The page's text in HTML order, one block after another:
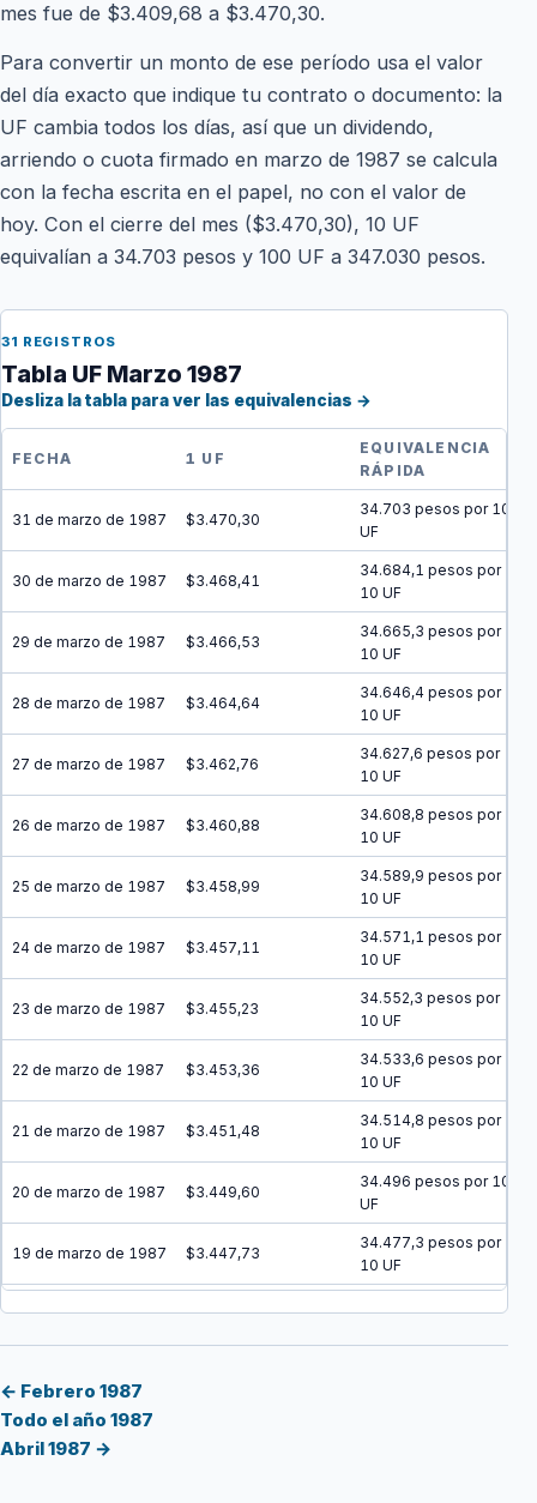
mes fue de $3.409,68 a $3.470,30.
Para convertir un monto de ese período usa el valor
del día exacto que indique tu contrato o documento: la
UF cambia todos los días, así que un dividendo,
arriendo o cuota firmado en marzo de 1987 se calcula
con la fecha escrita en el papel, no con el valor de
hoy. Con el cierre del mes ($3.470,30), 10 UF
equivalían a 34.703 pesos y 100 UF a 347.030 pesos.
31 REGISTROS
Tabla UF Marzo 1987
Desliza la tabla para ver las equivalencias →
FECHA 1 UF
EQUIVALENCIA
RÁPIDA
31 de marzo de 1987 $3.470,30
34.703 pesos por 10
UF
30 de marzo de 1987 $3.468,41
34.684,1 pesos por
10 UF
29 de marzo de 1987 $3.466,53
34.665,3 pesos por
10 UF
28 de marzo de 1987 $3.464,64
34.646,4 pesos por
10 UF
27 de marzo de 1987 $3.462,76
34.627,6 pesos por
10 UF
26 de marzo de 1987 $3.460,88
34.608,8 pesos por
10 UF
25 de marzo de 1987 $3.458,99
34.589,9 pesos por
10 UF
24 de marzo de 1987 $3.457,11
34.571,1 pesos por
10 UF
23 de marzo de 1987 $3.455,23
34.552,3 pesos por
10 UF
22 de marzo de 1987 $3.453,36
34.533,6 pesos por
10 UF
21 de marzo de 1987 $3.451,48
34.514,8 pesos por
10 UF
20 de marzo de 1987 $3.449,60
34.496 pesos por 10
UF
19 de marzo de 1987 $3.447,73
34.477,3 pesos por
10 UF
18 de marzo de 1987 $3.445,85
16 de marzo de 1987
← Febrero 1987
Todo el año 1987
Abril 1987 →